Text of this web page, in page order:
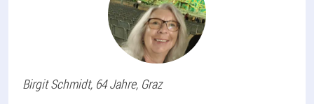
Birgit Schmidt, 64 Jahre, Graz